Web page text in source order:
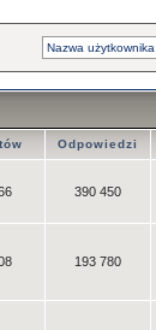
Odpowiedzi
390 450
193 780